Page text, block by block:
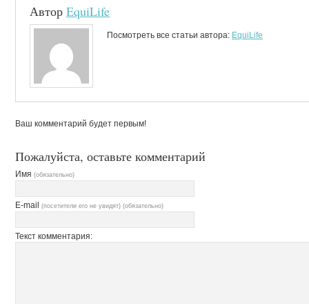
Автор EquiLife
Посмотреть все статьи автора: EquiLife
Ваш комментарий будет первым!
Пожалуйста, оставьте комментарий
Имя (обязательно)
E-mail (посетители его не увидят) (обязательно)
Текст комментария: